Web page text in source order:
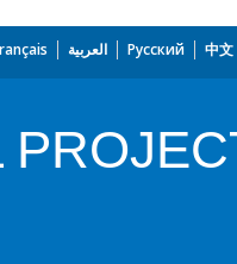
العربية Русский 中文